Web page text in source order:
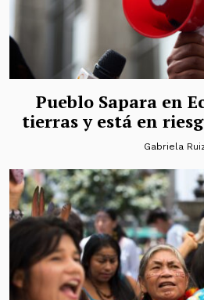
Pueblo Sapara en
tierras y está en
Gabriela